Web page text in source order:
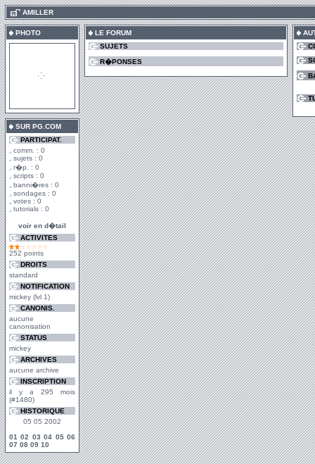
AMILLER
PHOTO
SUR PG.COM
PARTICIPAT.
comm. : 0
sujets : 0
r�p. : 0
scripts : 0
banni�res : 0
sondages : 0
votes : 0
tutorials : 0
voir en d�tail
ACTIVITES
252 points
DROITS
standard
NOTIFICATION
mickey (lvl 1)
CANONIS.
aucune
canonisation
STATUS
mickey
ARCHIVES
aucune archive
INSCRIPTION
il y a 295 mois
(#1480)
HISTORIQUE
05 05 2002
01 02 03 04 05 06
07 08 09 10
LE FORUM
SUJETS
R�PONSES